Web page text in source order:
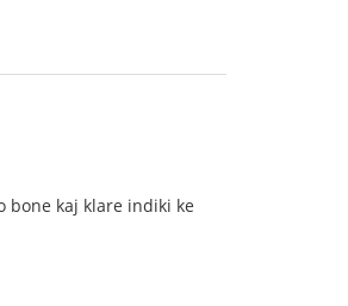
kaj klare indiki ke